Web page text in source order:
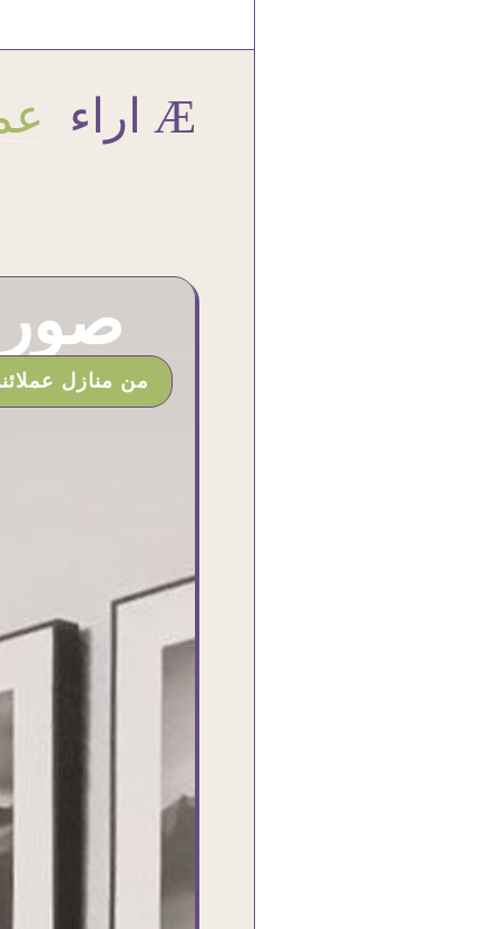
Æ اراء
صور
من منازل
ان شاء الله مش أخر تعامل بشكركم على
الحاجات جدا جدا